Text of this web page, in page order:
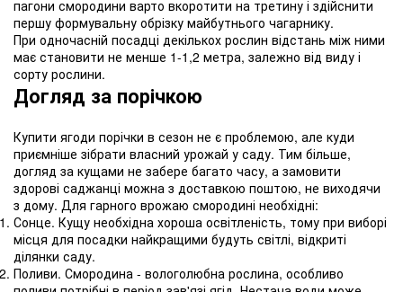
пагони смородини варто вкоротити на третину і здійснити
першу формувальну обрізку майбутнього чагарнику.
При одночасній посадці декількох рослин відстань між ними
має становити не менше 1-1,2 метра, залежно від виду і
сорту рослини.
Догляд за порічкою
Купити ягоди порічки в сезон не є проблемою, але куди
приємніше зібрати власний урожай у саду. Тим більше,
догляд за кущами не забере багато часу, а замовити
здорові саджанці можна з доставкою поштою, не виходячи
з дому. Для гарного врожаю смородині необхідні:
Сонце. Кущу необхідна хороша освітленість, тому при виборі
місця для посадки найкращими будуть світлі, відкриті
ділянки саду.
Поливи. Смородина - вологолюбна рослина, особливо